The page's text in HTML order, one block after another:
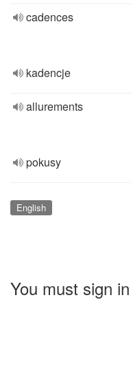
cadences
kadencje
allurements
pokusy
English
You must sign